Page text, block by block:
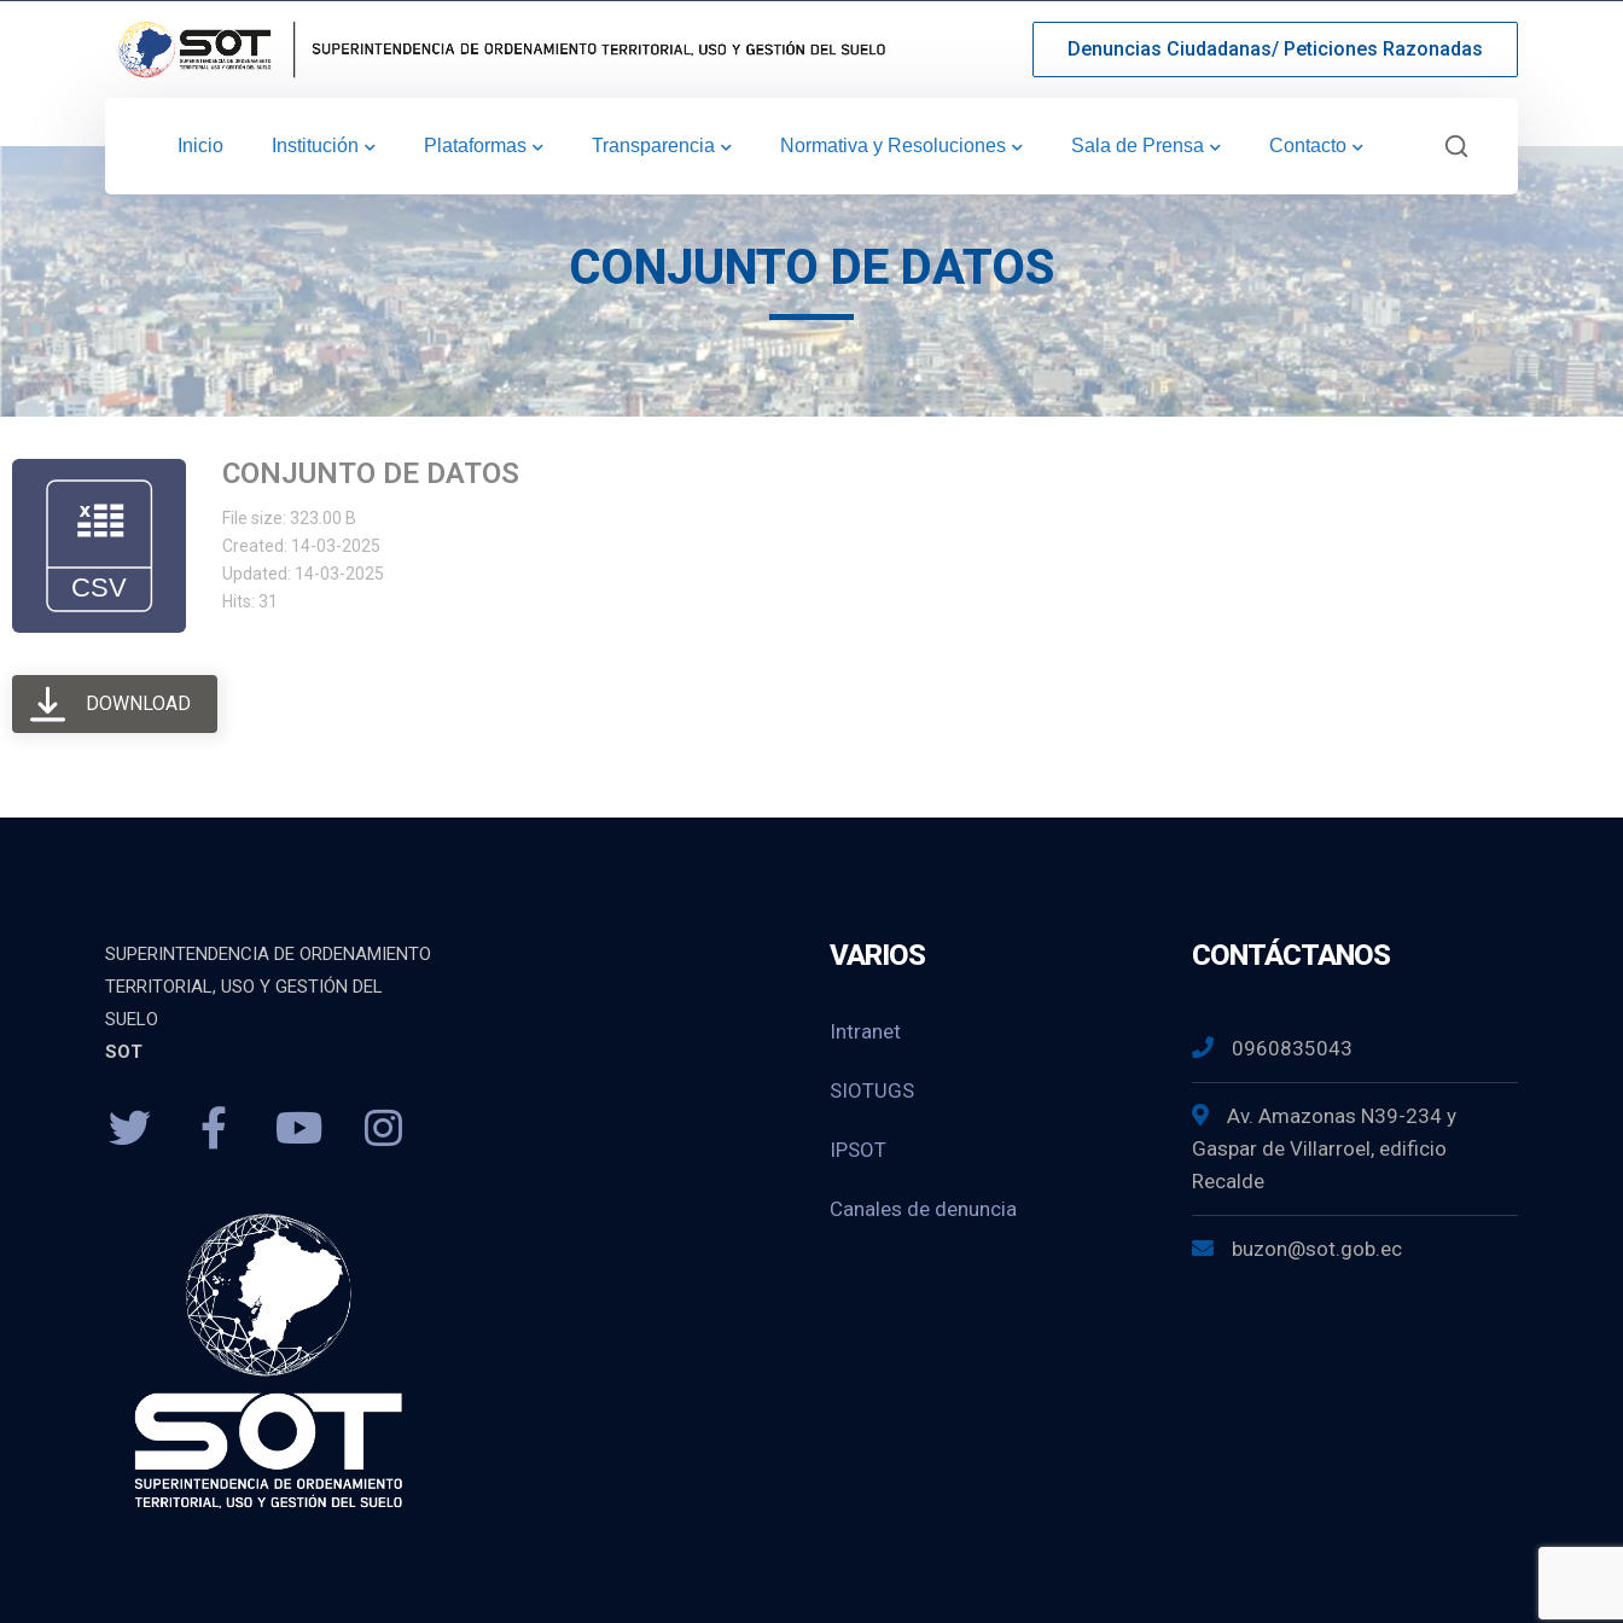
Denuncias Ciudadanas/ Peticiones Razonadas
Inicio Institución Plataformas Transparencia Normativa y Resoluciones Sala de Prensa Contacto
CONJUNTO DE DATOS
CONJUNTO DE DATOS
File size: 323.00 B
Created: 14-03-2025
Updated: 14-03-2025
Hits: 31
DOWNLOAD
SUPERINTENDENCIA DE ORDENAMIENTO
TERRITORIAL, USO Y GESTIÓN DEL
SUELO
SOT
VARIOS
Intranet
SIOTUGS
IPSOT
Canales de denuncia
CONTÁCTANOS
0960835043
Av. Amazonas N39-234 y
Gaspar de Villarroel, edificio
Recalde
buzon@sot.gob.ec